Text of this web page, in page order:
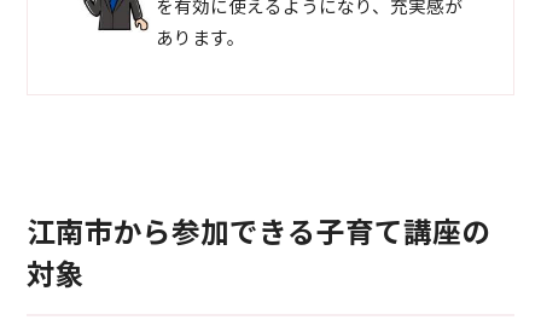
を有効に使えるようになり、充実感が
あります。
江南市から参加できる子育て講座の
対象